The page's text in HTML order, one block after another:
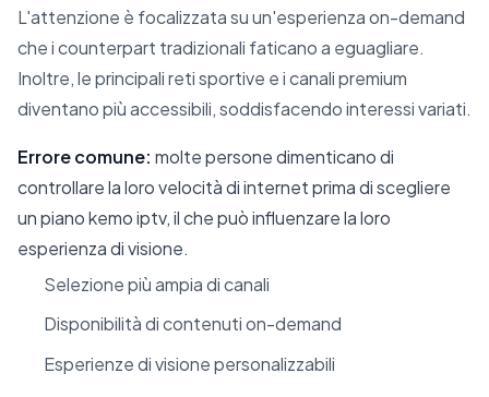
L'attenzione è focalizzata su un'esperienza on-demand
che i counterpart tradizionali faticano a eguagliare.
Inoltre, le principali reti sportive e i canali premium
diventano più accessibili, soddisfacendo interessi variati.
Errore comune: molte persone dimenticano di
controllare la loro velocità di internet prima di scegliere
un piano kemo iptv, il che può influenzare la loro
esperienza di visione.
Selezione più ampia di canali
Disponibilità di contenuti on-demand
Esperienze di visione personalizzabili